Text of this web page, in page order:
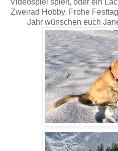
Zweirad Hobby. Frohe
Jahr wünschen euch